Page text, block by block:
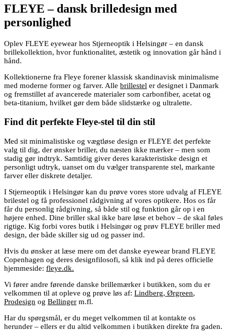
FLEYE – dansk brilledesign med
personlighed
Oplev FLEYE eyewear hos Stjerneoptik i Helsingør – en dansk
brillekollektion, hvor funktionalitet, æstetik og innovation går hånd i
hånd.
Kollektionerne fra Fleye forener klassisk skandinavisk minimalisme
med moderne former og farver. Alle brillestel er designet i Danmark
og fremstillet af avancerede materialer som carbonfiber, acetat og
beta-titanium, hvilket gør dem både slidstærke og ultralette.
Find dit perfekte Fleye-stel til din stil
Med sit minimalistiske og vægtløse design er FLEYE det perfekte
valg til dig, der ønsker briller, du næsten ikke mærker – men som
stadig gør indtryk. Samtidig giver deres karakteristiske design et
personligt udtryk, uanset om du vælger transparente stel, markante
farver eller diskrete detaljer.
I Stjerneoptik i Helsingør kan du prøve vores store udvalg af FLEYE
brilestel og få professionel rådgivning af vores optikere. Hos os får
får du personlig rådgivning, så både stil og funktion går op i en
højere enhed. Dine briller skal ikke bare løse et behov – de skal føles
rigtige. Kig forbi vores butik i Helsingør og prøv FLEYE briller med
design, der både skiller sig ud og passer ind.
Hvis du ønsker at læse mere om det danske eyewear brand FLEYE
Copenhagen og deres designfilosofi, så klik ind på deres officielle
hjemmeside: fleye.dk.
Vi fører andre førende danske brillemærker i butikken, som du er
velkommen til at opleve og prøve løs af: Lindberg, Ørgreen,
Prodesign og Bellinger m.fl.
Har du spørgsmål, er du meget velkommen til at kontakte os
herunder – ellers er du altid velkommen i butikken direkte fra gaden.